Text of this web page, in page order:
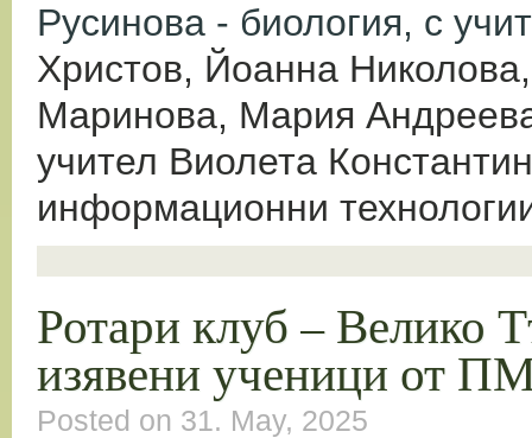
Русинова - биология, с
Христов, Йоанна
Маринова, Мария
учител Виолета
информационни
Ротари клуб – Велико
изявени ученици от
Posted on 31. May, 2025